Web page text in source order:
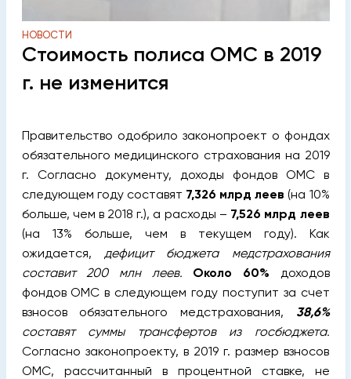
НОВОСТИ
Стоимость полиса ОМС в 2019
г. не изменится
Правительство одобрило законопроект о фондах
обязательного медицинского страхования на 2019
г. Согласно документу, доходы фондов ОМС в
следующем году составят 7,326 млрд леев (на 10%
больше, чем в 2018 г.), а расходы – 7,526 млрд леев
(на 13% больше, чем в текущем году). Как
ожидается, дефицит бюджета медстрахования
составит 200 млн леев.
Около 60% доходов
фондов ОМС в следующем году поступит за счет
взносов обязательного медстрахования, 38,6%
составят суммы трансфертов из госбюджета.
Согласно законопроекту, в 2019 г. размер взносов
ОМС, рассчитанный в процентной ставке, не